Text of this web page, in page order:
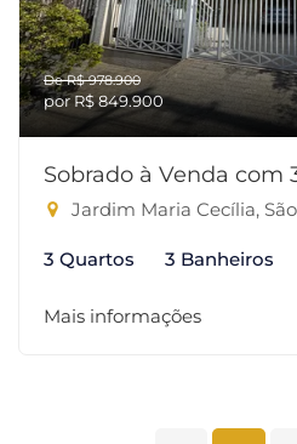
De R$ 978.900
por R$ 849.900
Sobrado à Venda com
Jardim Maria Cecília, São
3 Quartos 3 Banheiros
Mais informações